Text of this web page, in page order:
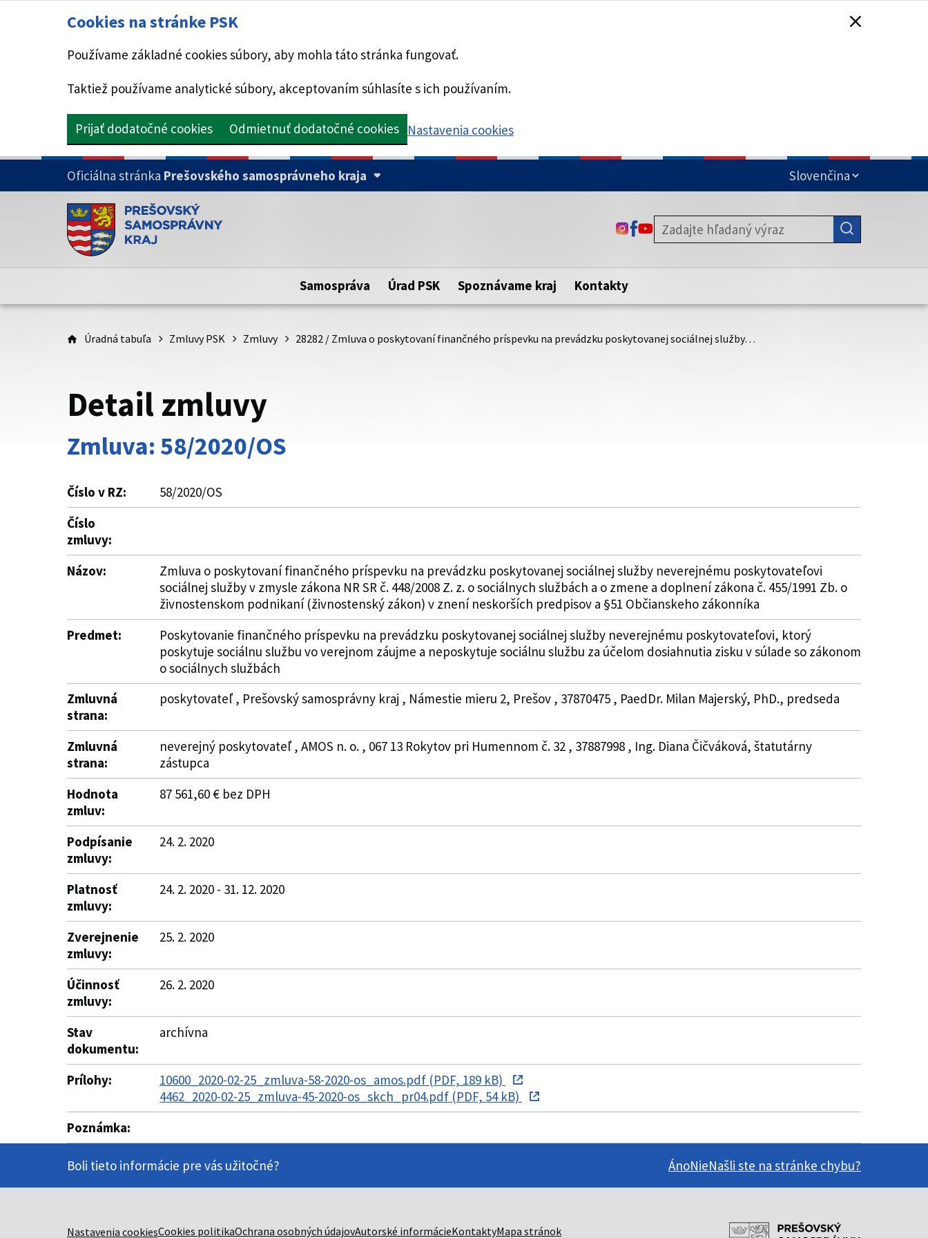
Cookies na stránke PSK
Používame základné cookies súbory, aby mohla táto stránka fungovať.
Taktiež používame analytické súbory, akceptovaním súhlasíte s ich používaním.
Prijať dodatočné cookies Odmietnuť dodatočné cookies Nastavenia cookies
PRESKOČIŤ NA HLAVNÝ OBSAH
Oficiálna stránka Prešovského samosprávneho kraja
Doména psk.sk je oficiálna
Toto je oficiálna webová stránka Prešovského samosprávneho kraja.
Táto stránka je zabezpečená
zabezpečenú webovú stránku. Zabezpečená stránka vždy začína
https:// pred názvom domény webového sídla.
ODKAZ SA OTVORÍ NA NOVEJ KARTE
ODKAZ SA OTVORÍ NA NOVEJ KARTE
ODKAZ SA OTVORÍ NA NOVEJ KARTE
Samospráva Úrad PSK Spoznávame kraj Kontakty
Úradná tabuľa Zmluvy PSK Zmluvy 28282 / Zmluva o poskytovaní finančného príspevku na prevádzku poskytovanej sociálnej služby…
Detail zmluvy
Zmluva: 58/2020/OS
Číslo v RZ:
58/2020/OS
Číslo
zmluvy:
Názov:
Zmluva o poskytovaní finančného príspevku na prevádzku poskytovanej sociálnej služby neverejnému poskytovateľovi
sociálnej služby v zmysle zákona NR SR č. 448/2008 Z. z. o sociálnych službách a o zmene a doplnení zákona č. 455/1991 Zb. o
živnostenskom podnikaní (živnostenský zákon) v znení neskorších predpisov a §51 Občianskeho zákonníka
Predmet:
Poskytovanie finančného príspevku na prevádzku poskytovanej sociálnej služby neverejnému poskytovateľovi, ktorý
poskytuje sociálnu službu vo verejnom záujme a neposkytuje sociálnu službu za účelom dosiahnutia zisku v súlade so zákonom
o sociálnych službách
Zmluvná
strana:
poskytovateľ , Prešovský samosprávny kraj , Námestie mieru 2, Prešov , 37870475 , PaedDr. Milan Majerský, PhD., predseda
Zmluvná
strana:
neverejný poskytovateľ , AMOS n. o. , 067 13 Rokytov pri Humennom č. 32 , 37887998 , Ing. Diana Čičváková, štatutárny
zástupca
Hodnota
zmluv:
87 561,60 € bez DPH
Podpísanie
zmluvy:
24. 2. 2020
Platnosť
zmluvy:
24. 2. 2020 - 31. 12. 2020
Zverejnenie
zmluvy:
25. 2. 2020
Účinnosť
zmluvy:
26. 2. 2020
Stav
dokumentu:
archívna
Prílohy:
10600_2020-02-25_zmluva-58-2020-os_amos.pdf (PDF, 189 kB)
4462_2020-02-25_zmluva-45-2020-os_skch_pr04.pdf (PDF, 54 kB)
Poznámka:
Boli tieto informácie pre vás užitočné? ÁnoNieNašli ste na stránke chybu?
Nastavenia cookiesCookies politikaOchrana osobných údajovAutorské informácieKontaktyMapa stránok